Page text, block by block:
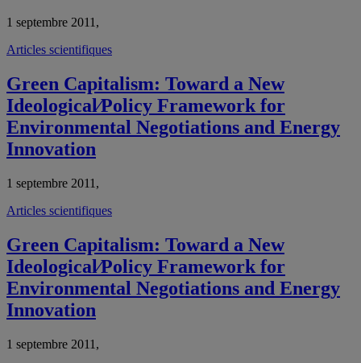
1 septembre 2011,
Articles scientifiques
Green Capitalism: Toward a New
Ideological⁄Policy Framework for
Environmental Negotiations and Energy
Innovation
1 septembre 2011,
Articles scientifiques
Green Capitalism: Toward a New
Ideological⁄Policy Framework for
Environmental Negotiations and Energy
Innovation
1 septembre 2011,